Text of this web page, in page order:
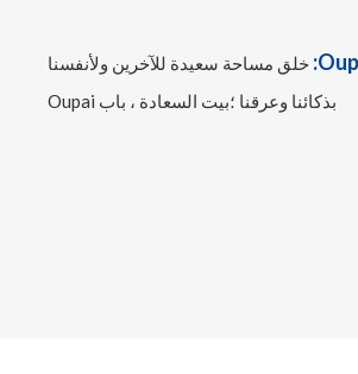
خلق مساحة سعيدة للآخرين ولأنفسنا
بذكائنا وعرقنا ؛بيت السعادة ، باب Oupai